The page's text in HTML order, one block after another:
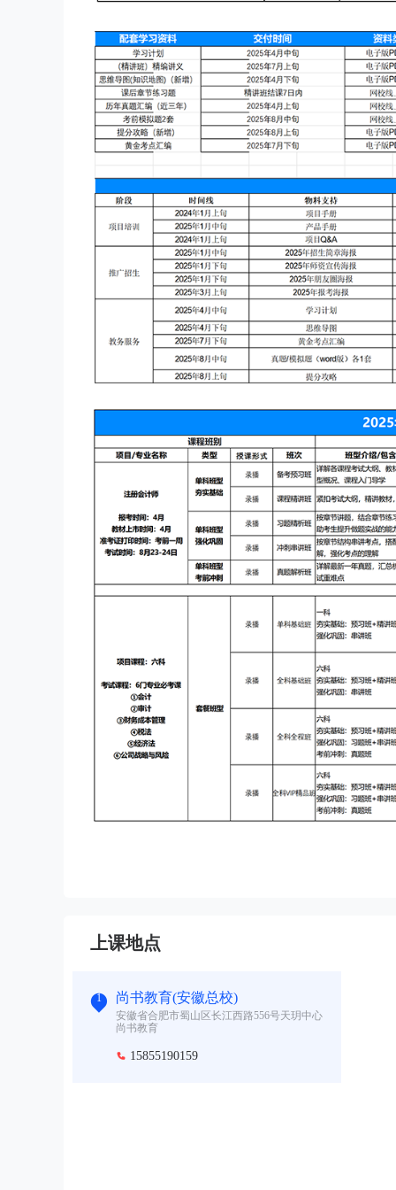
上课地点
1 尚书教育(安徽总校)
安徽省合肥市蜀山区长江西路556号天玥中心
尚书教育
 15855190159